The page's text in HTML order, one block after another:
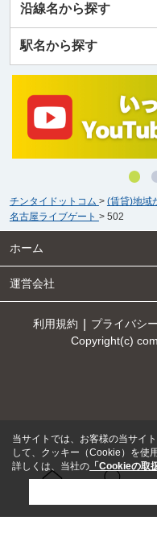
沿線名から探す
駅名から探す
チンタイドットコム > (賃貸)地域
名古屋ライブゲート > 502
ホーム
運営会社
利用規約 プライバシ
Copyright(c)
当サイトでは、お客様の当サイ
して、クッキー（Cookie）を使
詳しくは、当社の 「Cookieの取